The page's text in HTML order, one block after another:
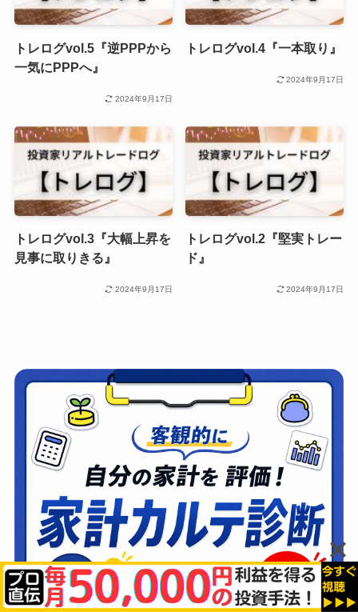
トレログvol.5『逆PPPから
一気にPPPへ』
2024年9月17日
トレログvol.4『一本取り』
2024年9月17日
トレログvol.3『大幅上昇を
見事に取りきる』
2024年9月17日
トレログvol.2『堅実トレー
ド』
2024年9月17日